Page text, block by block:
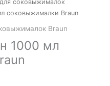
соковыжималок
соковыжималки Braun
Braun
1000 мл